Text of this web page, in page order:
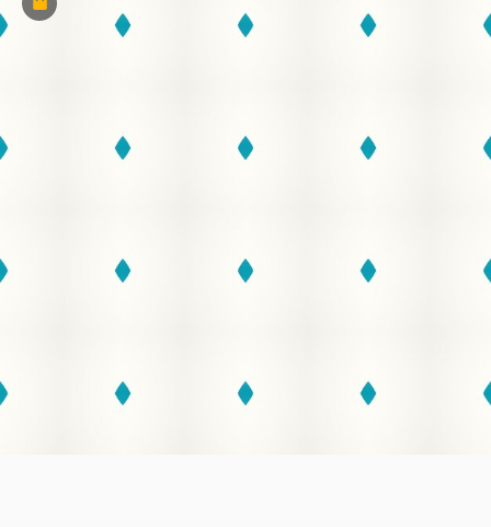
Premium